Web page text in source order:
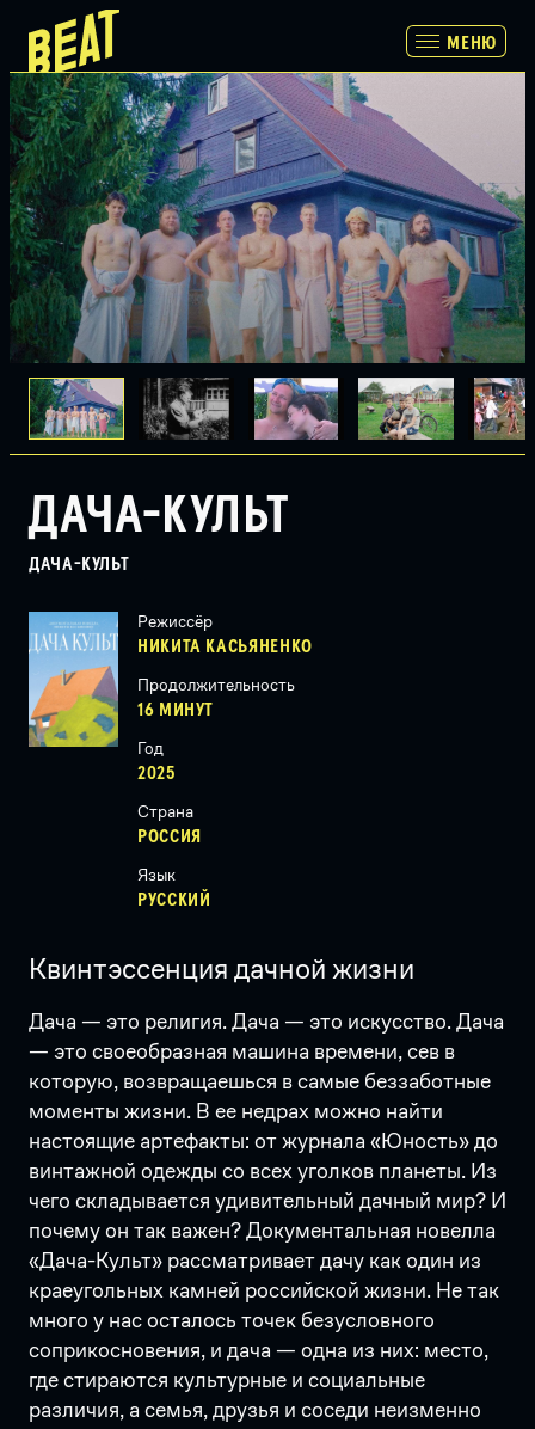
МЕНЮ
МЕНЮ
ПРОГРАММА
РАСПИСАНИЕ И БИЛЕТЫ
ПАРТНЕРАМ
О НАС
ДАЧА-КУЛЬТ
ДАЧА-КУЛЬТ
Режиссёр
НИКИТА КАСЬЯНЕНКО
Продолжительность
16 МИНУТ
Год
2025
Страна
РОССИЯ
Язык
РУССКИЙ
Квинтэссенция дачной жизни
Дача — это религия. Дача — это искусство. Дача
— это своеобразная машина времени, сев в
которую, возвращаешься в самые беззаботные
моменты жизни. В ее недрах можно найти
настоящие артефакты: от журнала «Юность» до
винтажной одежды со всех уголков планеты. Из
чего складывается удивительный дачный мир? И
почему он так важен? Документальная новелла
«Дача-Культ» рассматривает дачу как один из
краеугольных камней российской жизни. Не так
много у нас осталось точек безусловного
соприкосновения, и дача — одна из них: место,
где стираются культурные и социальные
различия, а семья, друзья и соседи неизменно